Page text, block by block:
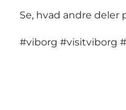
Se, hvad andre deler
#viborg #visitviborg